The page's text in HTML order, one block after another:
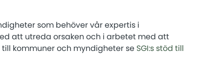
som behöver vår expertis i
att utreda orsaken och i arbetet med att
kommuner och myndigheter se SGI:s stöd till